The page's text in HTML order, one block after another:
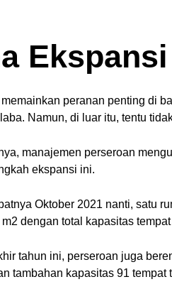
peranan penting di
Namun, di luar itu, tentu
manajemen perseroan
ekspansi ini.
Oktober 2021 nanti, satu
dengan total kapasitas
tahun ini, perseroan juga
tambahan kapasitas 91 tempat